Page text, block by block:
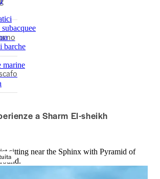
barche
marine
a Sharm El-sheikh
sitting near the Sphinx with Pyramid of